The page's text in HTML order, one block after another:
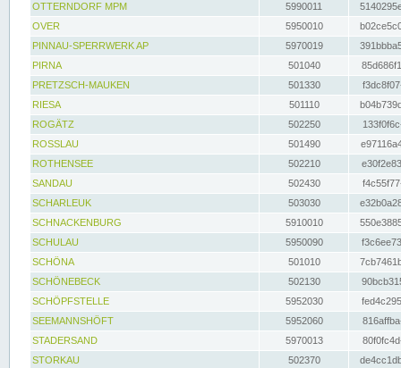
OTTERNDORF MPM
5990011
OVER
5950010
PINNAU-SPERRWERK AP
5970019
PIRNA
501040
PRETZSCH-MAUKEN
501330
RIESA
501110
ROGÄTZ
502250
ROSSLAU
501490
ROTHENSEE
502210
SANDAU
502430
SCHARLEUK
503030
SCHNACKENBURG
5910010
SCHULAU
5950090
SCHÖNA
501010
SCHÖNEBECK
502130
SCHÖPFSTELLE
5952030
SEEMANNSHÖFT
5952060
STADERSAND
5970013
STORKAU
502370